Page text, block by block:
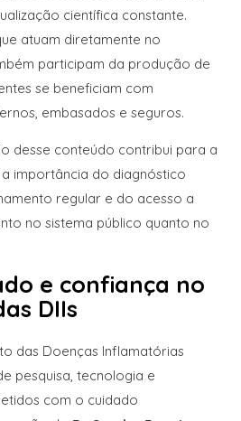
científica constante.
atuam diretamente no
participam da produção de
se beneficiam com
embasados e seguros.
desse conteúdo contribui para a
importância do diagnóstico
regular e do acesso a
no sistema público quanto no
e confiança no
DIIs
das Doenças Inflamatórias
pesquisa, tecnologia e
com o cuidado